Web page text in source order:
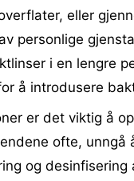
eller
personlige
i en lengre
å introdusere
er det viktig å
ofte, unngå
og